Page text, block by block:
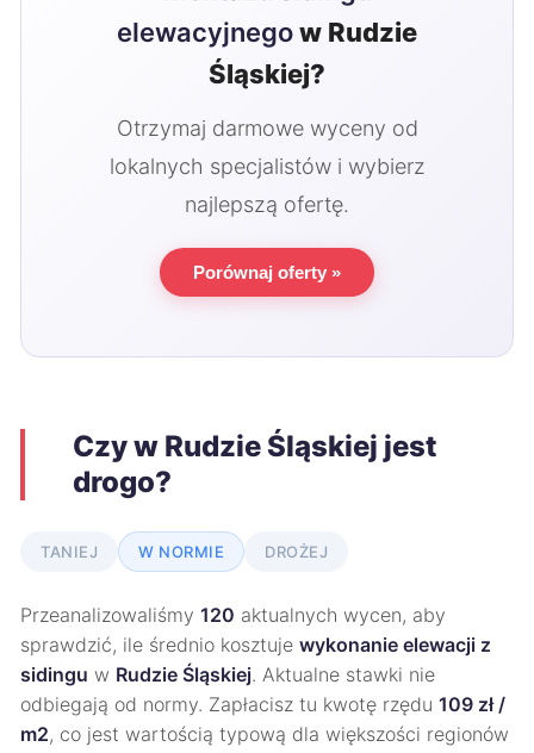
elewacyjnegow Rudzie
Śląskiej?
Otrzymaj darmowe wyceny od
lokalnych specjalistów i wybierz
najlepszą ofertę.
Porównaj oferty »
Czy w Rudzie Śląskiej jest
drogo?
TANIEJ W NORMIE DROŻEJ
Przeanalizowaliśmy 120 aktualnych wycen, aby
sprawdzić, ile średnio kosztuje wykonanie elewacji z
sidingu w Rudzie Śląskiej. Aktualne stawki nie
odbiegają od normy. Zapłacisz tu kwotę rzędu 109 zł /
m2, co jest wartością typową dla większości regionów